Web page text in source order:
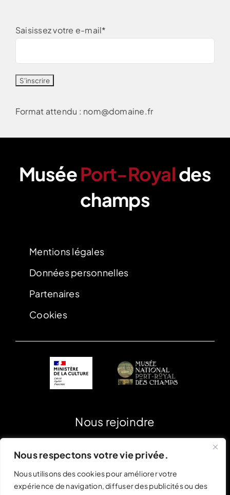
Nous respectons votre vie privée.
Nous utilisons des cookies pour améliorer votre
expérience de navigation, diffuser des publicités ou des
Saisissez votre e-mail*
Format attendu : nom@domaine.fr
MuséePort-Royaldes
champs
‍Mentions légales
Données personnelles
Partenaires
Cookies
Nous rejoindre